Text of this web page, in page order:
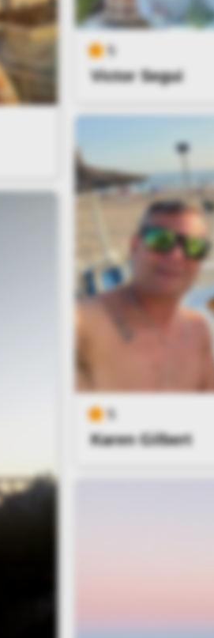
5
Victor Segui
5
Karen Gilbert